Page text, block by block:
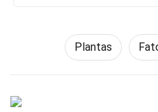
Plantas